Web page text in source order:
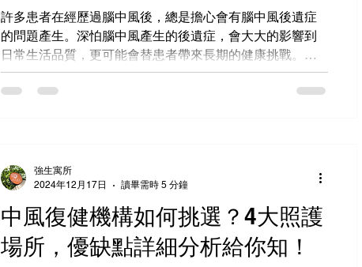
許多患者在經歷過腦中風後，總是擔心會有腦中風後遺症
的問題產生。深怕腦中風產生的後遺症，會大大的影響到
日常生活品質，更可能會替患者帶來長期的健康挑戰。但
你知道嗎？ 如果有把握好腦中風後的黃金復健期，就可以
大大的提升治療與康復的機率。如果你對於腦中風後遺症
中風復健機構如何挑選？4大照護
場所，優缺點詳細分析給你知！
強生寓所
2024年12月17日
讀畢需時 5 分鐘